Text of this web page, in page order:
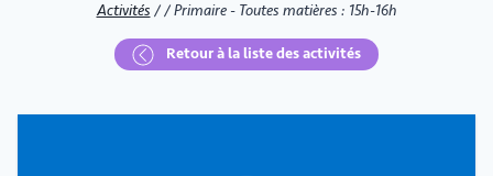
Retour à la liste des activités
Activités / /Primaire - Toutes matières : 15h-16h